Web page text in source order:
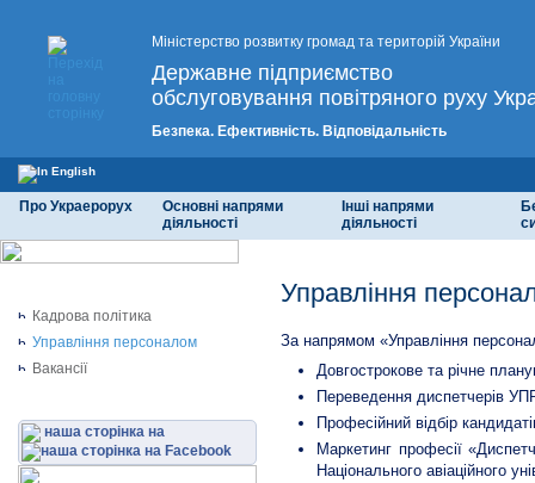
Міністерство розвитку громад та територій України
Державне підприємство
обслуговування повітряного руху
Безпека. Ефективність. Відповідальність
Про Украерорух
Основні напрями
діяльності
Інші напрями
діяльності
Кадрова політика
Управління персоналом
Вакансії
наша сторінка на
Управління
За напрямом «Управління
Довгострокове та річне
Переведення диспетчерів
Професійний відбір
Маркетинг професії
Національного авіаційного